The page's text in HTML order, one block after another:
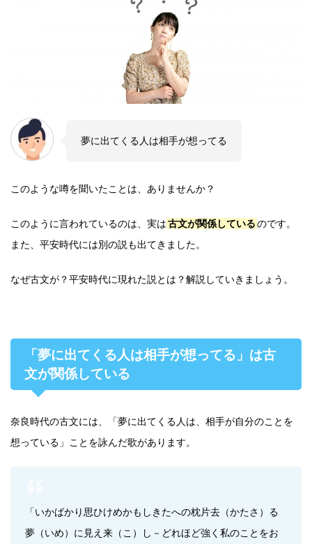
夢に出てくる人は相手が想ってる
このような噂を聞いたことは、ありませんか？
このように言われているのは、実は古文が関係しているのです。
また、平安時代には別の説も出てきました。
なぜ古文が？平安時代に現れた説とは？解説していきましょう。
「夢に出てくる人は相手が想ってる」は古
文が関係している
奈良時代の古文には、「夢に出てくる人は、相手が自分のことを
想っている」ことを詠んだ歌があります。
「いかばかり思ひけめかもしきたへの枕片去（かたさ）る
夢（いめ）に見え来（こ）し－どれほど強く私のことをお